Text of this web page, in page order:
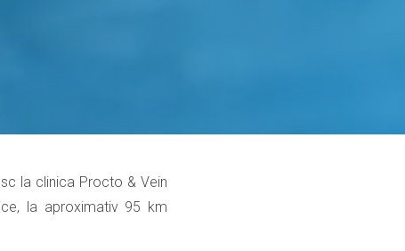
la clinica Procto & Vein
la aproximativ 95 km